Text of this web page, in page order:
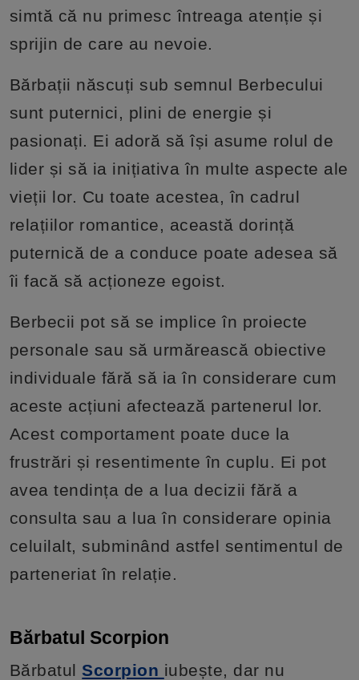
simtă că nu primesc întreaga atenție și
sprijin de care au nevoie.
Bărbații născuți sub semnul Berbecului
sunt puternici, plini de energie și
pasionați. Ei adoră să își asume rolul de
lider și să ia inițiativa în multe aspecte ale
vieții lor. Cu toate acestea, în cadrul
relațiilor romantice, această dorință
puternică de a conduce poate adesea să
îi facă să acționeze egoist.
Berbecii pot să se implice în proiecte
personale sau să urmărească obiective
individuale fără să ia în considerare cum
aceste acțiuni afectează partenerul lor.
Acest comportament poate duce la
frustrări și resentimente în cuplu. Ei pot
avea tendința de a lua decizii fără a
consulta sau a lua în considerare opinia
celuilalt, subminând astfel sentimentul de
parteneriat în relație.
Bărbatul Scorpion
Bărbatul Scorpion iubește, dar nu